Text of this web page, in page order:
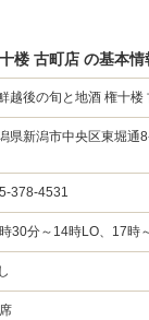
楼 古町店 の基本情
越後の旬と地酒 権十楼
県新潟市中央区東堀
378-4531
30分～14時LO、17時